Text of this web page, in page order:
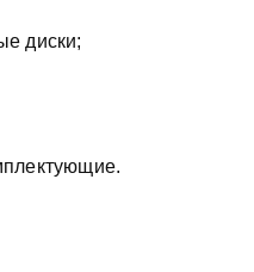
диски;